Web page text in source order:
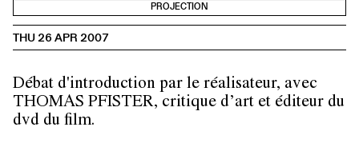
PROJECTION
THU 26 APR 2007
Débat d'introduction par le réalisateur, avec
THOMAS PFISTER, critique d’art et éditeur du
dvd du film.